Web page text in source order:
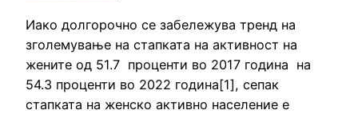
Иако долгорочно се забележува тренд на
зголемување на стапката на активност на
жените од 51.7 проценти во 2017 година на
54.3 проценти во 2022 година[1], сепак
стапката на женско активно население е